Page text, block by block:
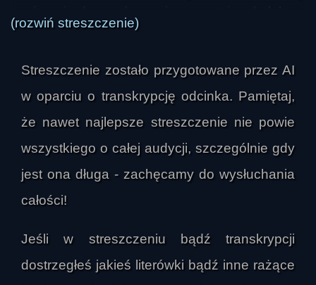
murem mgły. Nie widziała żadnych postaci ani
bardzo wyraźne odczucie, że ma po prostu „stać
i czekać”. Ten stan odbiera jako wyraźnie
Najważniejszą różnicą między OOBE a tym
przeżyciem było dla niej całkowite odebranie
poczucie swobody, może kierować swoim
własnej woli. W czasie operacyjnego kryzysu
miała natomiast wrażenie, że ktoś lub coś
(rozwiń streszczenie)
Streszczenie zostało przygotowane przez AI
w oparciu o transkrypcję odcinka. Pamiętaj,
że nawet najlepsze streszczenie nie powie
wszystkiego o całej audycji, szczególnie gdy
jest ona długa - zachęcamy do wysłuchania
całości!
Jeśli w streszczeniu bądź transkrypcji
dostrzegłeś jakieś literówki bądź inne rażące